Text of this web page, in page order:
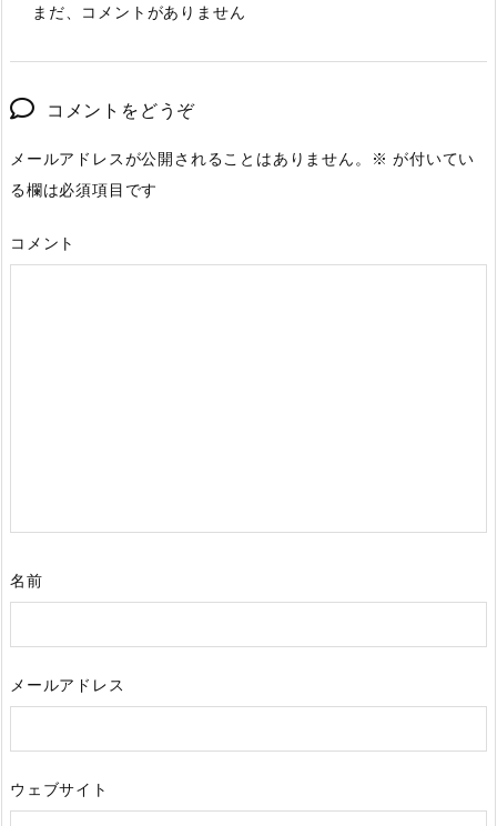
まだ、コメントがありません
コメントをどうぞ
メールアドレスが公開されることはありません。 ※ が付いてい
る欄は必須項目です
コメント
名前
メールアドレス
ウェブサイト